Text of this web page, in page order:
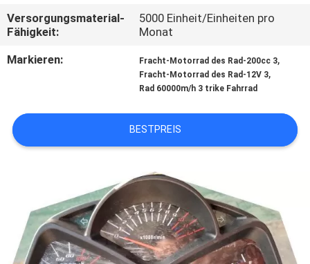
SIE
MIT
UNS
VERBINDUNG
NACHRICHTEN
FORDERN
SIE
EIN
Versorgungsmaterial-
Fähigkeit:
5000 Einheit/Einheiten pro
Monat
Markieren:
Fracht-Motorrad des Rad-200cc 3,
Fracht-Motorrad des Rad-12V 3,
Rad 60000m/h 3 trike Fahrrad
BESTPREIS